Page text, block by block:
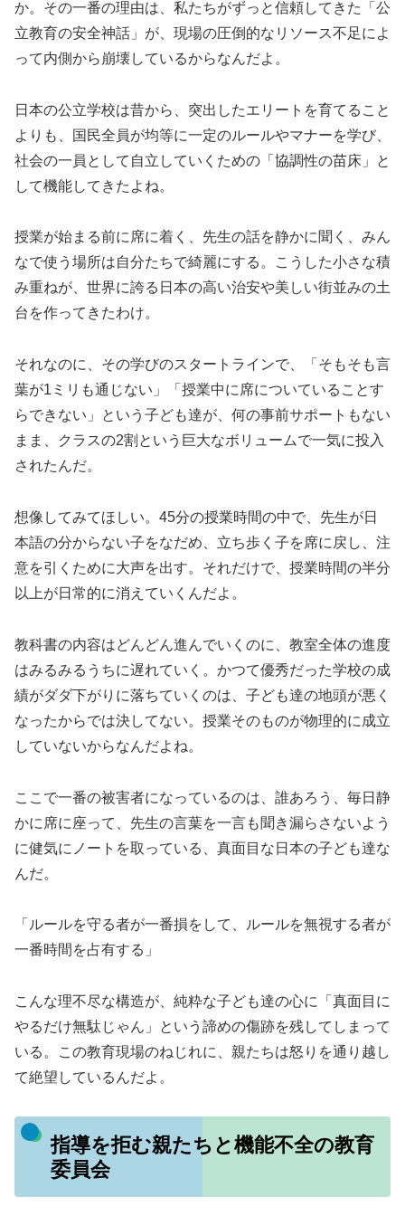
か。その一番の理由は、私たちがずっと信頼してきた「公
立教育の安全神話」が、現場の圧倒的なリソース不足によ
って内側から崩壊しているからなんだよ。
日本の公立学校は昔から、突出したエリートを育てること
よりも、国民全員が均等に一定のルールやマナーを学び、
社会の一員として自立していくための「協調性の苗床」と
して機能してきたよね。
授業が始まる前に席に着く、先生の話を静かに聞く、みん
なで使う場所は自分たちで綺麗にする。こうした小さな積
み重ねが、世界に誇る日本の高い治安や美しい街並みの土
台を作ってきたわけ。
それなのに、その学びのスタートラインで、「そもそも言
葉が1ミリも通じない」「授業中に席についていることす
らできない」という子ども達が、何の事前サポートもない
まま、クラスの2割という巨大なボリュームで一気に投入
されたんだ。
想像してみてほしい。45分の授業時間の中で、先生が日
本語の分からない子をなだめ、立ち歩く子を席に戻し、注
意を引くために大声を出す。それだけで、授業時間の半分
以上が日常的に消えていくんだよ。
教科書の内容はどんどん進んでいくのに、教室全体の進度
はみるみるうちに遅れていく。かつて優秀だった学校の成
績がダダ下がりに落ちていくのは、子ども達の地頭が悪く
なったからでは決してない。授業そのものが物理的に成立
していないからなんだよね。
ここで一番の被害者になっているのは、誰あろう、毎日静
かに席に座って、先生の言葉を一言も聞き漏らさないよう
に健気にノートを取っている、真面目な日本の子ども達な
んだ。
「ルールを守る者が一番損をして、ルールを無視する者が
一番時間を占有する」
こんな理不尽な構造が、純粋な子ども達の心に「真面目に
やるだけ無駄じゃん」という諦めの傷跡を残してしまって
いる。この教育現場のねじれに、親たちは怒りを通り越し
て絶望しているんだよ。
指導を拒む親たちと機能不全の教育
委員会